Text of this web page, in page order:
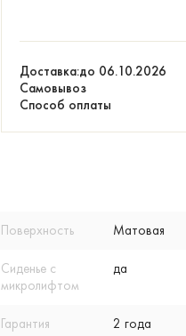
Доставка:до 06.10.2026
Самовывоз
Способ оплаты
Поверхность Матовая
Сиденье с
микролифтом
да
Гарантия 2 года